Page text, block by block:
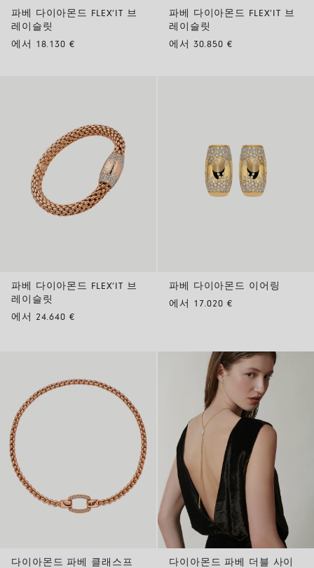
파베 다이아몬드 FLEX’IT 브
레이슬릿
에서 18.130 €
파베 다이아몬드 FLEX’IT 브
레이슬릿
에서 30.850 €
파베 다이아몬드 FLEX’IT 브
레이슬릿
에서 24.640 €
파베 다이아몬드 이어링
에서 17.020 €
다이아몬드 파베 클래스프 다이아몬드 파베 더블 사이